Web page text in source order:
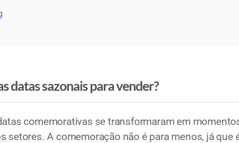
datas sazonais para vender?
comemorativas se transformaram em
setores. A comemoração não é para menos, já que